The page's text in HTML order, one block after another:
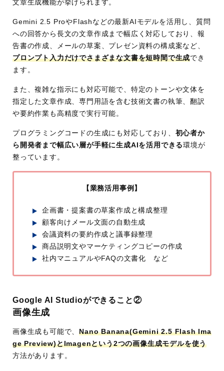
文章生成機能が挙げられます。
Gemini 2.5 ProやFlashなどの最新AIモデルを活用し、質問
への回答から長文の文章作成まで幅広く対応しており、報
告書の作成、メールの草案、プレゼン資料の構成案など、
プロンプト入力だけでさまざまな文書を短時間で生成でき
ます。
また、複雑な指示にも対応可能で、特定のトーンや文体を
指定した文章作成、専門用語を含む技術文書の執筆、翻訳
や要約作業も高精度で実行可能。
プログラミングコードの生成にも対応しており、 初心者か
ら開発者まで幅広い層が手軽に生成AIを活用できる環境が
整っています。
【業務活用事例】
企画書・提案書の草案作成と構成整理
顧客向けメール文面の自動生成
会議資料の要約作成と議事録整理
商品説明文やマーケティングコピーの作成
社内マニュアルやFAQの文書化 など
Google AI Studioができること②
画像生成
画像生成も可能で、Nano Banana(Gemini 2.5 Flash Ima
ge Preview)とImagenという2つの画像生成モデルを使う
方法があります。